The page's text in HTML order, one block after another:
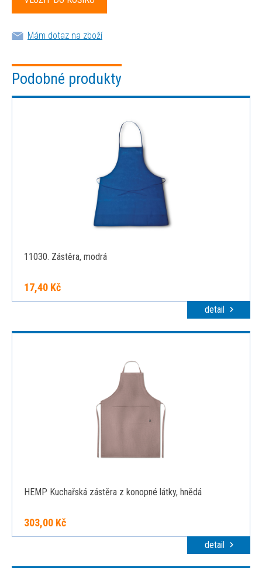
Mám dotaz na zboží
Podobné produkty
11030. Zástěra, modrá
17,40 Kč
detail
HEMP Kuchařská zástěra z konopné látky, hnědá
303,00 Kč
detail